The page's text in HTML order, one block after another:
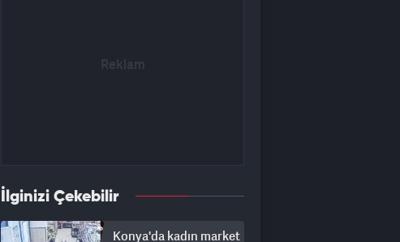
İlginizi Çekebilir
Konya'da kadın market